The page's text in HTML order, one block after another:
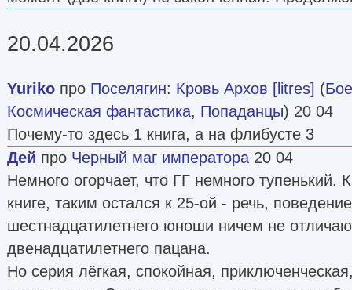
20.04.2026
Yuriko про Поселягин: Кровь Архов [litres] (
Космическая фантастика, Попаданцы) 20 04
Почему-то здесь 1 книга, а на флибусте 3
Дей про Черный маг императора 20 04
Немного огорчает, что ГГ немного
книге, таким остался к 25-ой - речь,
шестнадцатилетнего юноши ничем не
двенадцатилетнего пацана.
Но серия лёгкая, спокойная,